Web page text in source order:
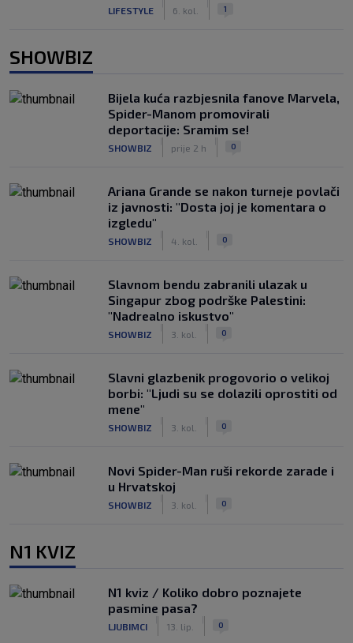
LIFESTYLE 6. kol. 1
SHOWBIZ
Bijela kuća razbjesnila fanove Marvela,
Spider-Manom promovirali
deportacije: Sramim se!
SHOWBIZ prije 2 h 0
Ariana Grande se nakon turneje povlači
iz javnosti: "Dosta joj je komentara o
izgledu"
SHOWBIZ 4. kol. 0
Slavnom bendu zabranili ulazak u
Singapur zbog podrške Palestini:
"Nadrealno iskustvo"
SHOWBIZ 3. kol. 0
Slavni glazbenik progovorio o velikoj
borbi: "Ljudi su se dolazili oprostiti od
mene"
SHOWBIZ 3. kol. 0
Novi Spider-Man ruši rekorde zarade i
u Hrvatskoj
SHOWBIZ 3. kol. 0
N1 KVIZ
N1 kviz / Koliko dobro poznajete
pasmine pasa?
LJUBIMCI 13. lip. 0